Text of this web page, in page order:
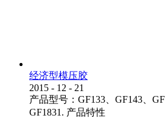
经济型模压胶
2015 - 12 - 21
产品型号：GF133、GF143、
GF1831. 产品